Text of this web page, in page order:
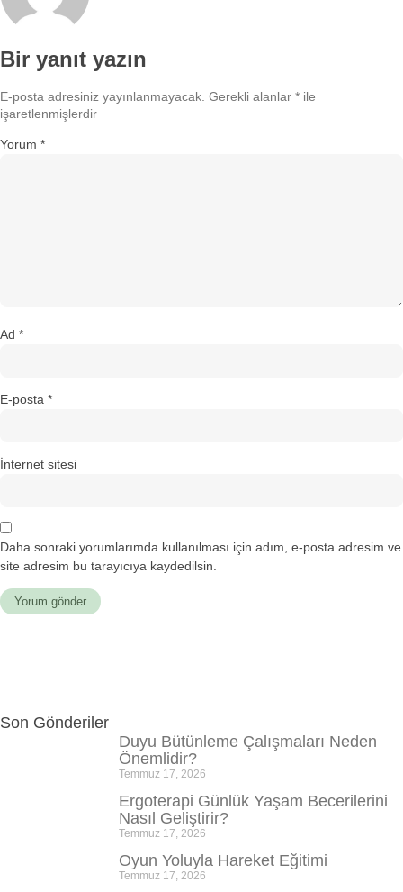
Bir yanıt yazın
E-posta adresiniz yayınlanmayacak. Gerekli alanlar * ile
işaretlenmişlerdir
Yorum *
Ad *
E-posta *
İnternet sitesi
Daha sonraki yorumlarımda kullanılması için adım, e-posta adresim ve
site adresim bu tarayıcıya kaydedilsin.
Son Gönderiler
Duyu Bütünleme Çalışmaları Neden
Önemlidir?
Temmuz 17, 2026
Ergoterapi Günlük Yaşam Becerilerini
Nasıl Geliştirir?
Temmuz 17, 2026
Oyun Yoluyla Hareket Eğitimi
Temmuz 17, 2026